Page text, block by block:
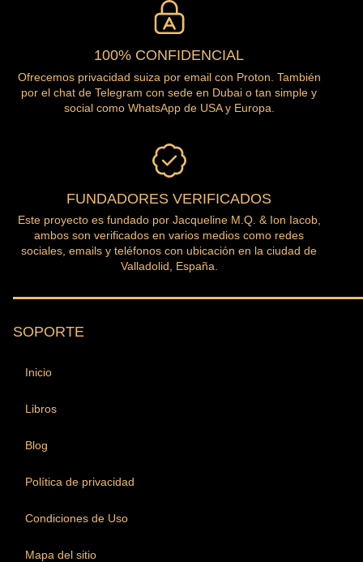
100% CONFIDENCIAL
Ofrecemos privacidad suiza por email con Proton. También
por el chat de Telegram con sede en Dubai o tan simple y
social como WhatsApp de USA y Europa.
FUNDADORES VERIFICADOS
Este proyecto es fundado por Jacqueline M.Q. & Ion Iacob,
ambos son verificados en varios medios como redes
sociales, emails y teléfonos con ubicación en la ciudad de
Valladolid, España.
SOPORTE
Inicio
Libros
Blog
Política de privacidad
Condiciones de Uso
Mapa del sitio